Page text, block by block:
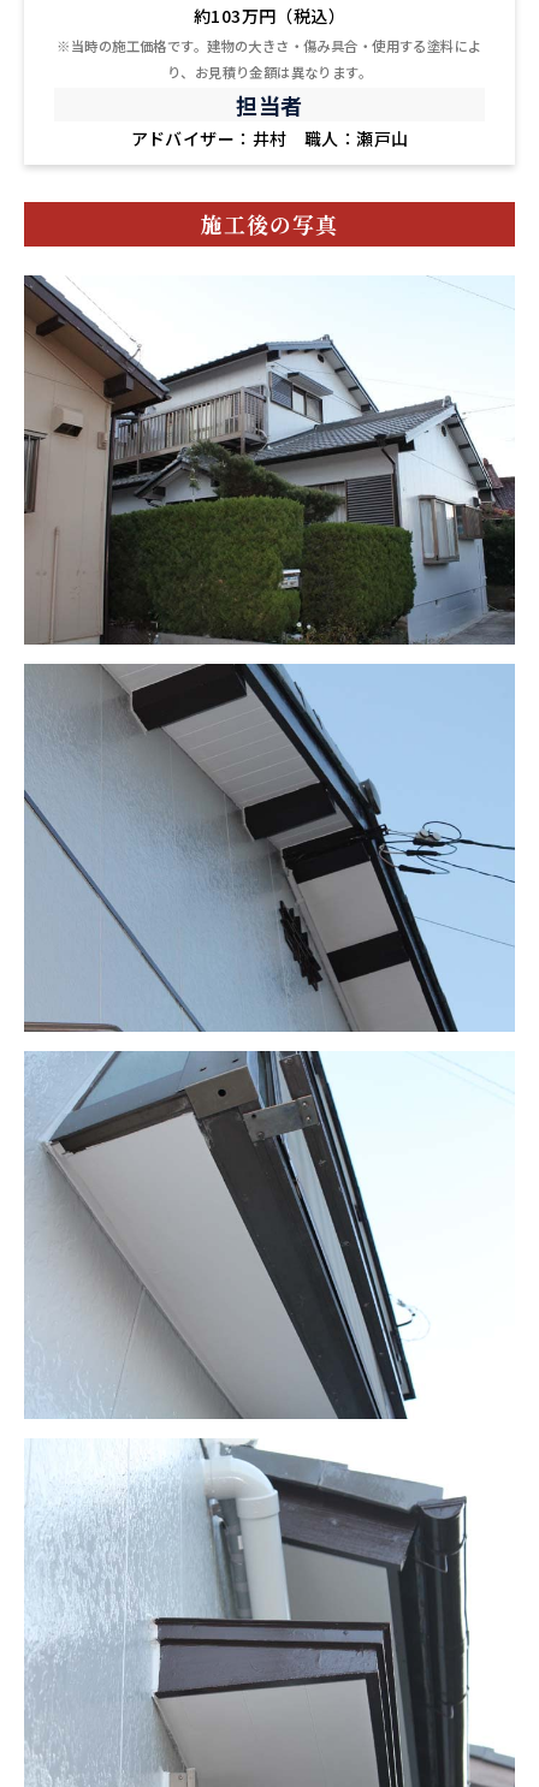
約103万円（税込）
※当時の施工価格です。建物の大きさ・傷み具合・使用する塗料によ
り、お見積り金額は異なります。
担当者
アドバイザー：井村 職人：瀬戸山
施工後の写真